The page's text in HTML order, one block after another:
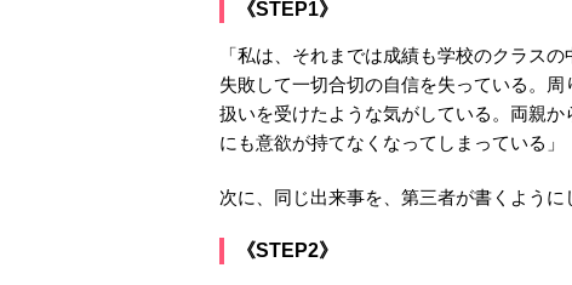
《STEP1》
「私は、それまでは成績も学校のクラス
失敗して一切合切の自信を失っている。
扱いを受けたような気がしている。両親
にも意欲が持てなくなってしまっている」
次に、同じ出来事を、第三者が書くよう
《STEP2》